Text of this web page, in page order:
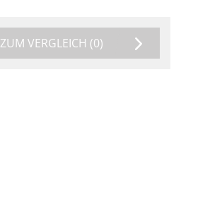
ZUM VERGLEICH (0)